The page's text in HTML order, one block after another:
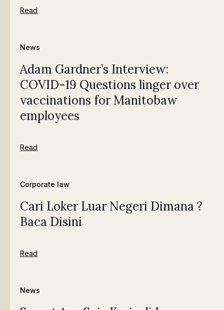
Read
News
Adam Gardner’s Interview:
COVID-19 Questions linger over
vaccinations for Manitobaw
employees
Read
Corporate law
Cari Loker Luar Negeri Dimana ?
Baca Disini
Read
News